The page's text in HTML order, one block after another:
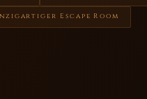
Escape Room